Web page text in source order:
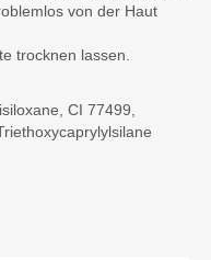
von der Haut
trocknen lassen.
CI 77499,